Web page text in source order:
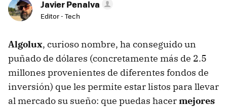
Javier Penalva
Editor - Tech
Algolux, curioso nombre, ha conseguido un
puñado de dólares (concretamente más de 2.5
millones provenientes de diferentes fondos de
inversión) que les permite estar listos para llevar
al mercado su sueño: que puedas hacermejores